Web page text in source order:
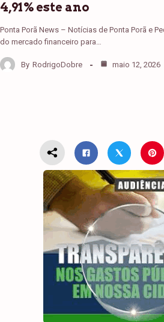
4,91% este ano
Ponta Porã News – Notícias de Ponta Porã e
do mercado financeiro para…
By RodrigoDobre maio 12, 2026